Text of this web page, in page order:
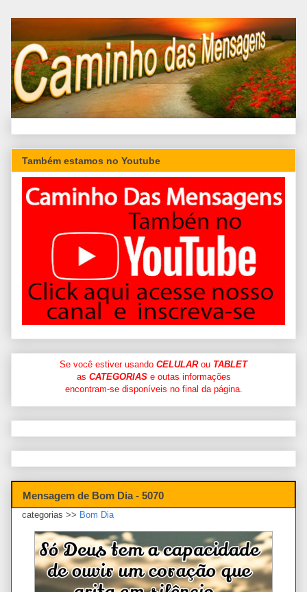
Também estamos no Youtube
Se você estiver usando CELULARou TABLET
as CATEGORIASe outas informações
encontram-se disponíveis no final da página.
Mensagem de Bom Dia - 5070
categorias >> Bom Dia